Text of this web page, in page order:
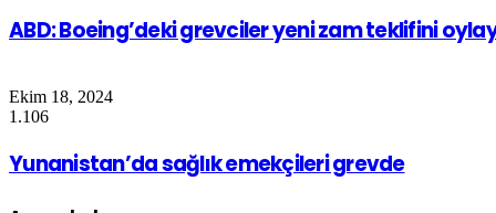
ABD: Boeing’deki grevciler yeni zam teklifini
Ekim 18, 2024
1.106
Yunanistan’da sağlık emekçileri grevde